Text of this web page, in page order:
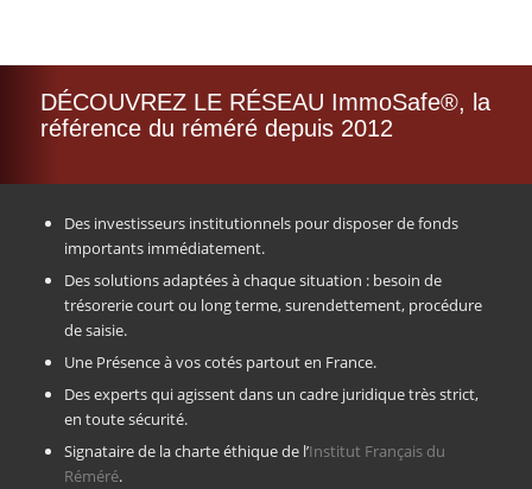
DÉCOUVREZ LE RÉSEAU ImmoSafe®, la
référence du réméré depuis 2012
Des investisseurs institutionnels pour disposer de fonds
importants immédiatement.
Des solutions adaptées à chaque situation : besoin de
trésorerie court ou long terme, surendettement, procédure
de saisie.
Une Présence à vos cotés partout en France.
Des experts qui agissent dans un cadre juridique très strict,
en toute sécurité.
Signataire de la charte éthique de l’Institut Français du
Réméré.